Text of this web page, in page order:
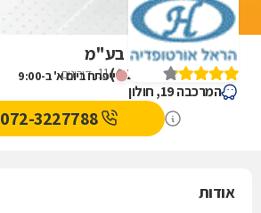
ייפתח ביום א' ב-9:00
הראל אורתופדיה בע"מ
4.2
)
11דירוגים
המרכבה 19, חולון
072-3227788
אודות